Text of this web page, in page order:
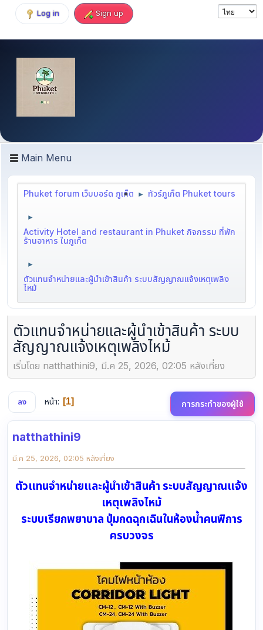
Log in Sign up
Main Menu
Phuket forum เว็บบอร์ด ภูเก็ต ► ทัวร์ภูเก็ต Phuket tours
►
Activity Hotel and restaurant in Phuket กิจกรรม ที่พัก
ร้านอาหาร ในภูเก็ต
►
ตัวแทนจำหน่ายและผู้นำเข้าสินค้า ระบบสัญญาณแจ้งเหตุเพลิง
ไหม้
ตัวแทนจำหน่ายและผู้นำเข้าสินค้า ระบบ
สัญญาณแจ้งเหตุเพลิงไหม้
เริ่มโดย natthathini9, มี.ค 25, 2026, 02:05 หลังเที่ยง
ลง หน้า 1 การกระทำของผู้ใช้
natthathini9
มี.ค 25, 2026, 02:05 หลังเที่ยง
ตัวแทนจำหน่ายและผู้นำเข้าสินค้า ระบบสัญญาณแจ้ง
เหตุเพลิงไหม้
ระบบเรียกพยาบาล ปุ่มกดฉุกเฉินในห้องน้ำคนพิการ
ครบวงจร